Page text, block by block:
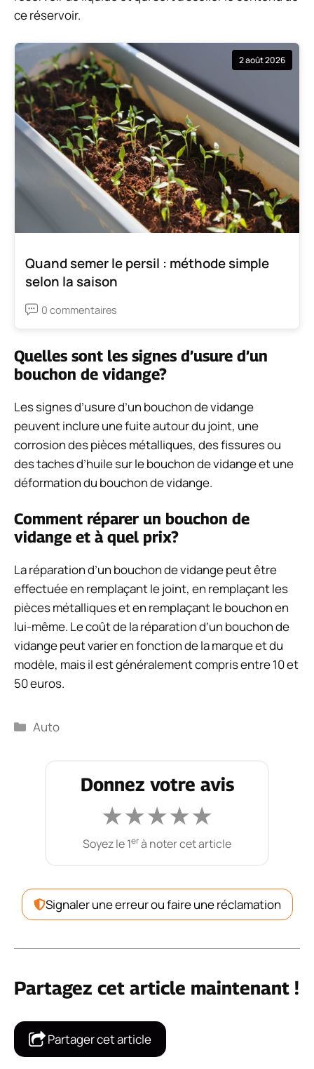
ce réservoir.
2 août 2026
Quand semer le persil : méthode simple
selon la saison
0 commentaires
Quelles sont les signes d’usure d’un
bouchon de vidange?
Les signes d’usure d’un bouchon de vidange
peuvent inclure une fuite autour du joint, une
corrosion des pièces métalliques, des fissures ou
des taches d’huile sur le bouchon de vidange et une
déformation du bouchon de vidange.
Comment réparer un bouchon de
vidange et à quel prix?
La réparation d’un bouchon de vidange peut être
effectuée en remplaçant le joint, en remplaçant les
pièces métalliques et en remplaçant le bouchon en
lui-même. Le coût de la réparation d’un bouchon de
vidange peut varier en fonction de la marque et du
modèle, mais il est généralement compris entre 10 et
50 euros.
Catégories
Auto
Donnez votre avis
★★★★★
Soyez le 1erà noter cet article
Signaler une erreur ou faire une réclamation
Partagez cet article maintenant !
Partager cet article